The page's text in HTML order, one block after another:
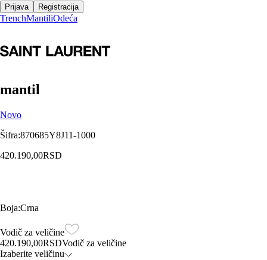
Prijava Registracija
TrenchMantiliOdeća
mantil
Novo
Šifra:870685Y8J11-1000
420.190,00RSD
Boja:Crna
Vodič za veličine
420.190,00RSDVodič za veličine
Izaberite veličinu